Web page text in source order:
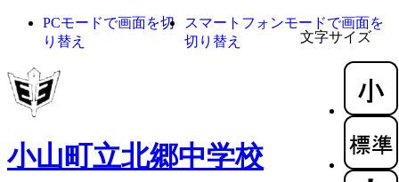
文字サイズ
PCモードで画面を切
り替え
スマートフォンモードで画面を
切り替え
小山町立北郷中学校